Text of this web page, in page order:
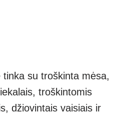
su troškinta mėsa,
troškintomis
džiovintais vaisiais ir